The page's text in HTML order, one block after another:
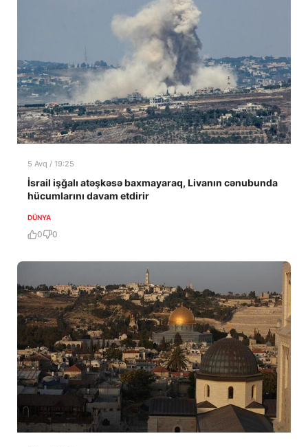
5 Avq / 19:25
İsrail işğalı atəşkəsə baxmayaraq, Livanın cənubunda
hücumlarını davam etdirir
DÜNYA
0 0